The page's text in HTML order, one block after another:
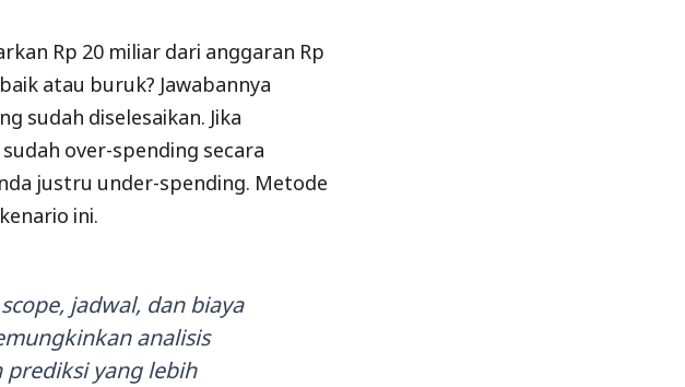
Rp 20 miliar dari anggaran Rp
atau buruk? Jawabannya
sudah diselesaikan. Jika
over-spending secara
justru under-spending. Metode
ini.
jadwal, dan biaya
analisis
yang lebih